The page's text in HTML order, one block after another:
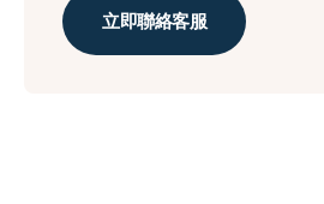
立即聯絡客服